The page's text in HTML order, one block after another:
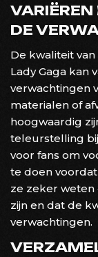
DE
De kwaliteit
Lady Gaga kan
verwachtingen
materialen of
hoogwaardig
teleurstelling
voor fans om
te doen
ze zeker weten
zijn en dat de
verwachtingen.